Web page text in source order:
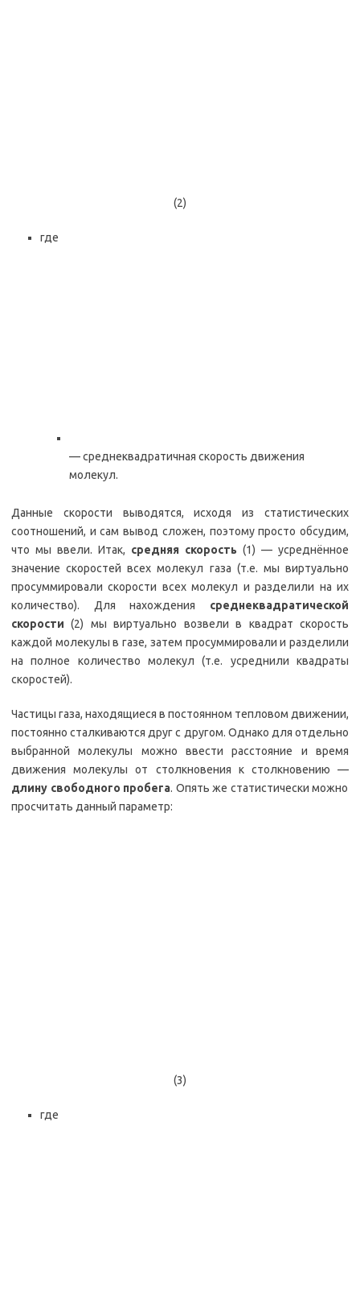
(2)
где
— среднеквадратичная скорость движения
молекул.
Данные скорости выводятся, исходя из статистических
соотношений, и сам вывод сложен, поэтому просто обсудим,
что мы ввели. Итак, средняя скорость (1) — усреднённое
значение скоростей всех молекул газа (т.е. мы виртуально
просуммировали скорости всех молекул и разделили на их
количество). Для нахождения среднеквадратической
скорости (2) мы виртуально возвели в квадрат скорость
каждой молекулы в газе, затем просуммировали и разделили
на полное количество молекул (т.е. усреднили квадраты
скоростей).
Частицы газа, находящиеся в постоянном тепловом движении,
постоянно сталкиваются друг с другом. Однако для отдельно
выбранной молекулы можно ввести расстояние и время
движения молекулы от столкновения к столкновению —
длину свободного пробега. Опять же статистически можно
просчитать данный параметр:
(3)
где